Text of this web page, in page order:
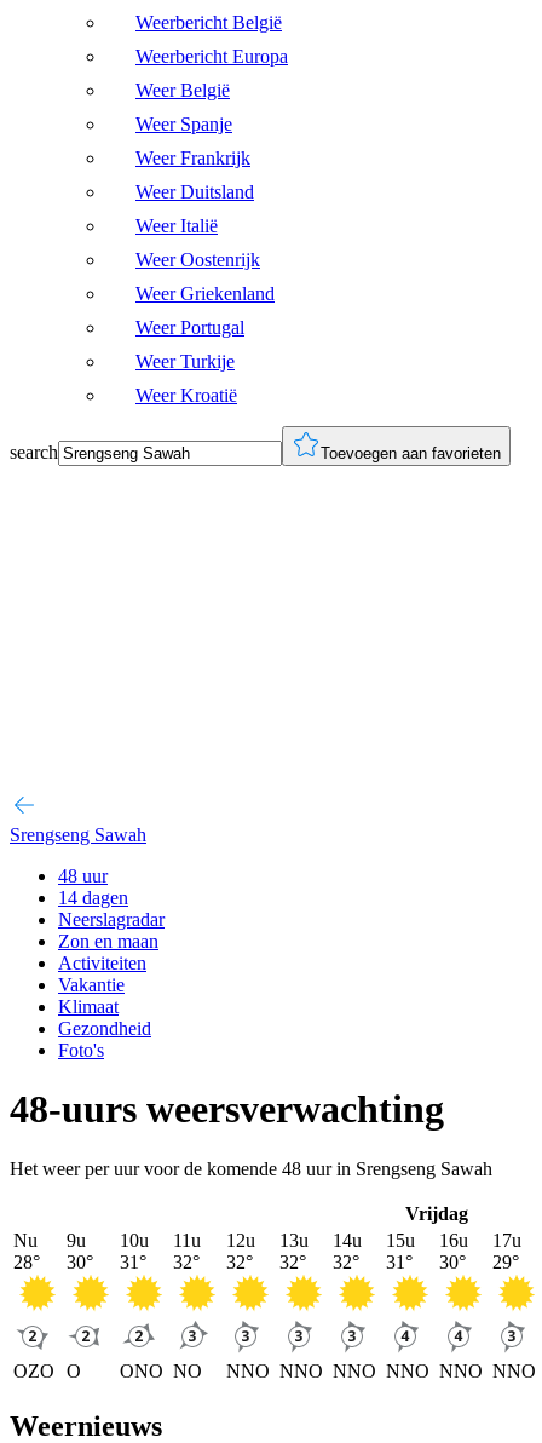
Weerbericht België
Weerbericht Europa
Weer België
Weer Spanje
Weer Frankrijk
Weer Duitsland
Weer Italië
Weer Oostenrijk
Weer Griekenland
Weer Portugal
Weer Turkije
Weer Kroatië
search Toevoegen aan favorieten
Srengseng Sawah
48 uur
14 dagen
Neerslagradar
Zon en maan
Activiteiten
Vakantie
Klimaat
Gezondheid
Foto's
48-uurs weersverwachting
Het weer per uur voor de komende 48 uur in Srengseng Sawah
Vrijdag
Nu
28°
OZO
9u
30°
O
10u
31°
ONO
11u
32°
NO
12u
32°
NNO
13u
32°
NNO
14u
32°
NNO
15u
31°
NNO
16u
30°
NNO
17u
29°
NNO
Weernieuws